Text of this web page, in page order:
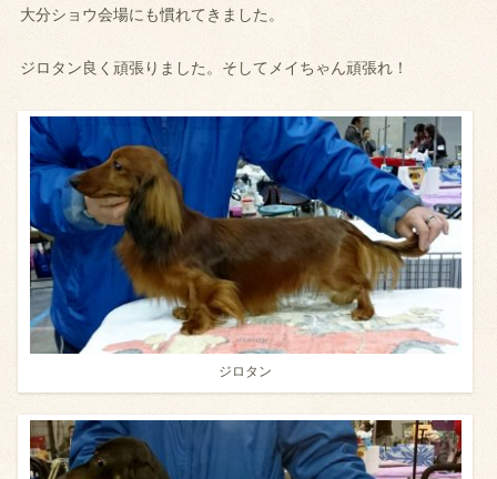
大分ショウ会場にも慣れてきました。
ジロタン良く頑張りました。そしてメイちゃん頑張れ！
ジロタン